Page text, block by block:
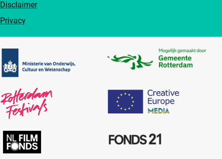
Disclaimer
Privacy